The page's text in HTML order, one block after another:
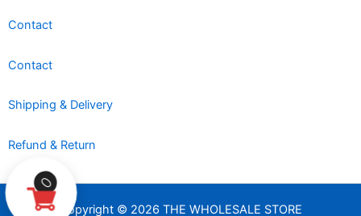
Contact
Contact
Shipping & Delivery
Refund & Return
Copyright © 2026 THE WHOLESALE STORE
0